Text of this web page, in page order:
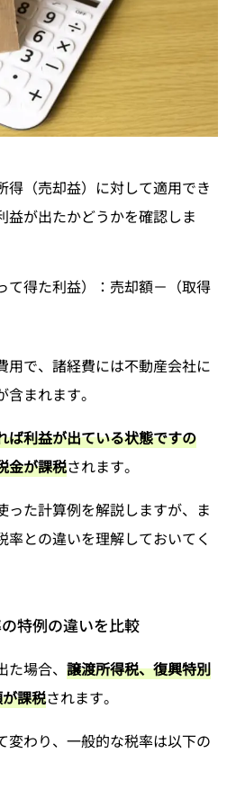
得（売却益）に対して適用でき
益が出たかどうかを確認しま
て得た利益）：売却額－（取得
用で、諸経費には不動産会社に
まれます。
ば利益が出ている状態ですの
金が課税されます。
った計算例を解説しますが、ま
率との違いを理解しておいてく
特例の違いを比較
場合、 譲渡所得税、復興特別
課税されます。
変わり、一般的な税率は以下の